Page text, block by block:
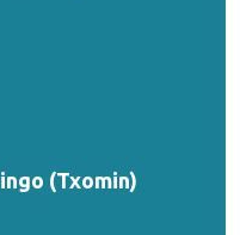
(Txomin)